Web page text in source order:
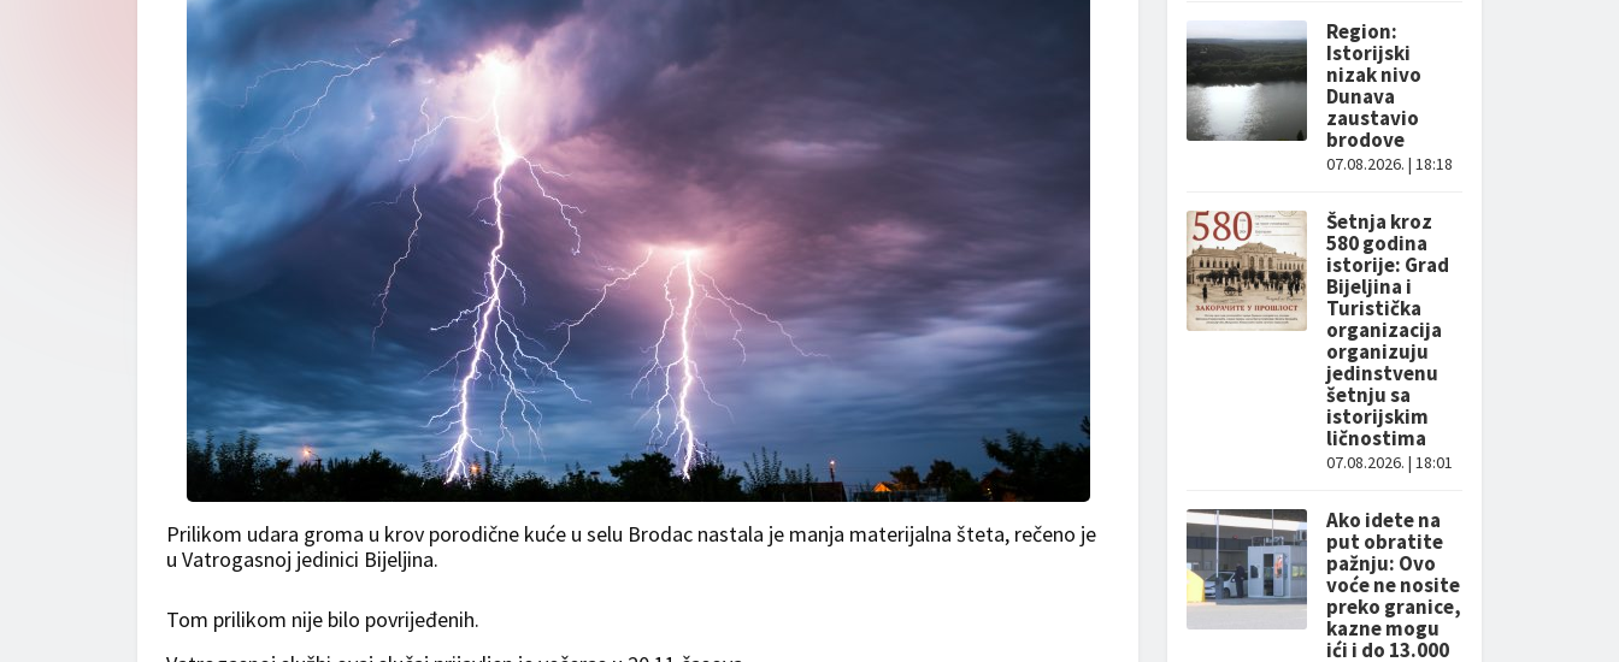
Prilikom udara groma u krov porodične kuće u selu Brodac nastala je manja materijalna šteta, rečeno je
u Vatrogasnoj jedinici Bijeljina.
Tom prilikom nije bilo povrijeđenih.
Region:
Istorijski
nizak nivo
Dunava
zaustavio
brodove
07.08.2026. | 18:18
Šetnja kroz
580 godina
istorije: Grad
Bijeljina i
Turistička
organizacija
organizuju
jedinstvenu
šetnju sa
istorijskim
ličnostima
07.08.2026. | 18:01
Ako idete na
put obratite
pažnju: Ovo
voće ne nosite
preko granice,
kazne mogu
ići i do 13.000